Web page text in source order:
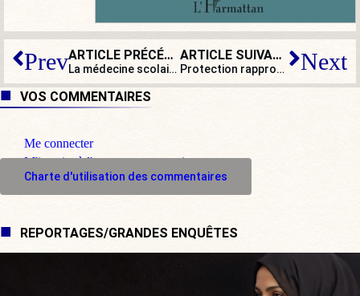
Prev ARTICLE PRÉCÉDENT
La médecine scolaire, une médecine à la dérive
ARTICLE SUIVANT
Protection rapprochée ou gens de maison ? Les politiques en prennent à leur aise… Next
VOS COMMENTAIRES
Me connecter
M'inscrire à l'espace commentaire
Charte d'utilisation des commentaires
REPORTAGES/GRANDES ENQUÊTES